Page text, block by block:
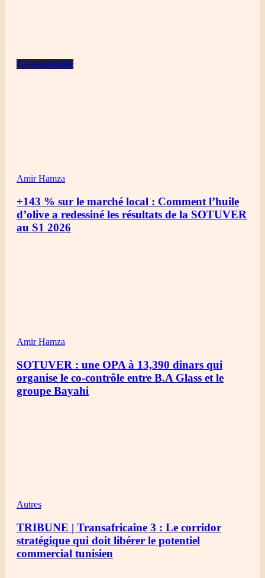
A ne pas rater
Amir Hamza
+143 % sur le marché local : Comment l’huile
d’olive a redessiné les résultats de la SOTUVER
au S1 2026
Amir Hamza
SOTUVER : une OPA à 13,390 dinars qui
organise le co-contrôle entre B.A Glass et le
groupe Bayahi
Autres
TRIBUNE | Transafricaine 3 : Le corridor
stratégique qui doit libérer le potentiel
commercial tunisien